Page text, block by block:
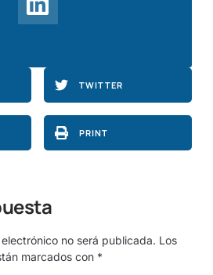
TWITTER
PRINT
no será publicada. Los
marcados con *